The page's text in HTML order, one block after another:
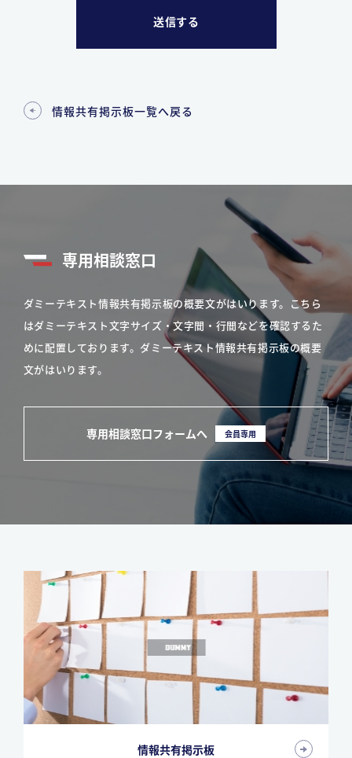
情報共有掲示板一覧へ戻る
専用相談窓口
ダミーテキスト情報共有掲示板の概要文がはいります。こちら
はダミーテキスト文字サイズ・文字間・行間などを確認するた
めに配置しております。ダミーテキスト情報共有掲示板の概要
文がはいります。
専用相談窓口フォームへ 会員専用
情報共有掲示板